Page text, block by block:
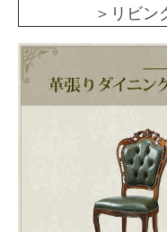
＞リビン